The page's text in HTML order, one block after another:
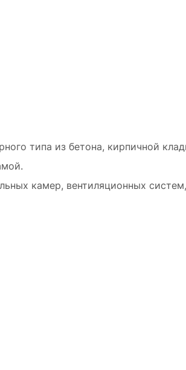
типа из бетона, кирпичной
камер, вентиляционных